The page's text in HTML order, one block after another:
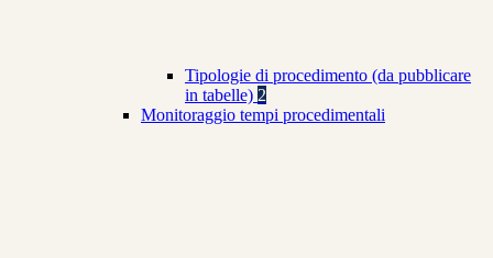
Tipologie di procedimento (da pubblicare
in tabelle) 2
Monitoraggio tempi procedimentali